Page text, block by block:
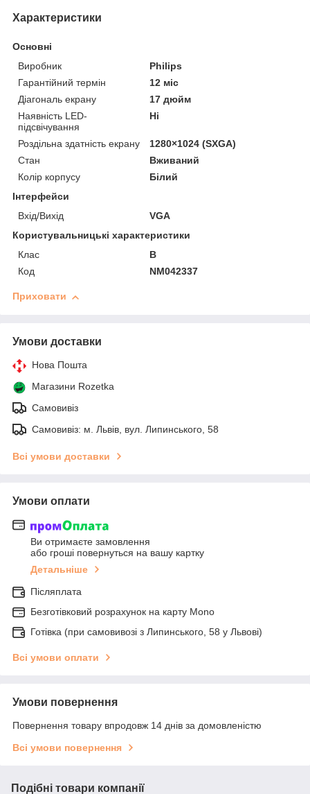
Характеристики
Основні
Виробник
Philips
Гарантійний термін
12 міс
Діагональ екрану
17 дюйм
Наявність LED-
підсвічування
Ні
Роздільна здатність екрану
1280×1024 (SXGA)
Стан
Вживаний
Колір корпусу
Білий
Інтерфейси
Вхід/Вихід
VGA
Користувальницькі характеристики
Клас
B
Код
NM042337
Приховати
Умови доставки
Нова Пошта
Магазини Rozetka
Самовивіз
Самовивіз: м. Львів, вул. Липинського, 58
Всі умови доставки
Умови оплати
Ви отримаєте замовлення
або гроші повернуться на вашу картку
Детальніше
Післяплата
Безготівковий розрахунок на карту Mono
Готівка (при самовивозі з Липинського, 58 у Львові)
Всі умови оплати
Умови повернення
Повернення товару впродовж 14 днів за домовленістю
Всі умови повернення
Подібні товари компанії